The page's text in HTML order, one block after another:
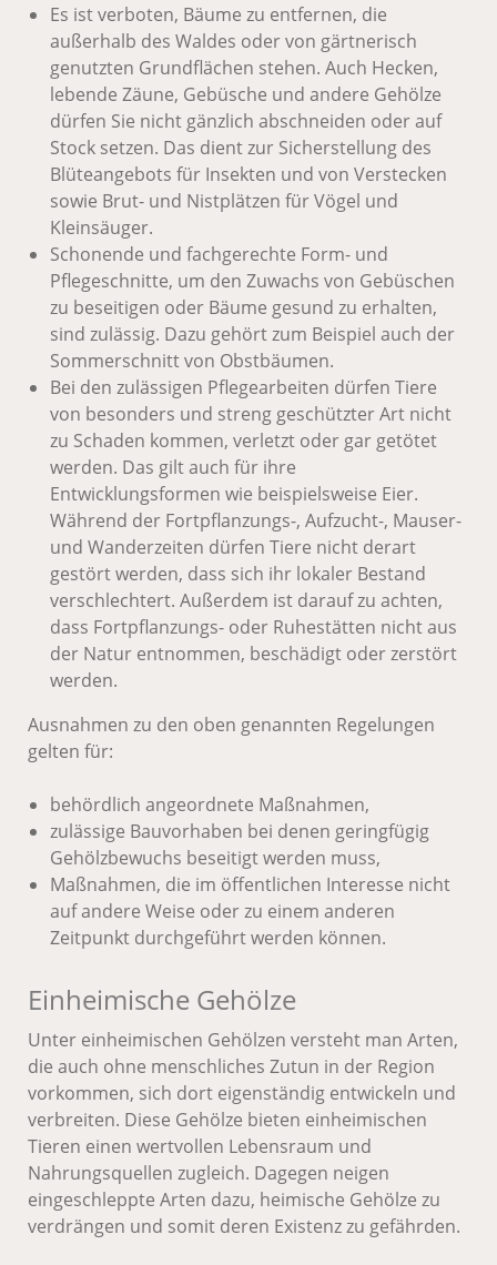
Es ist verboten, Bäume zu entfernen, die
außerhalb des Waldes oder von gärtnerisch
genutzten Grundflächen stehen. Auch Hecken,
lebende Zäune, Gebüsche und andere Gehölze
dürfen Sie nicht gänzlich abschneiden oder auf
Stock setzen. Das dient zur Sicherstellung des
Blüteangebots für Insekten und von Verstecken
sowie Brut- und Nistplätzen für Vögel und
Kleinsäuger.
Schonende und fachgerechte Form- und
Pflegeschnitte, um den Zuwachs von Gebüschen
zu beseitigen oder Bäume gesund zu erhalten,
sind zulässig. Dazu gehört zum Beispiel auch der
Sommerschnitt von Obstbäumen.
Bei den zulässigen Pflegearbeiten dürfen Tiere
von besonders und streng geschützter Art nicht
zu Schaden kommen, verletzt oder gar getötet
werden. Das gilt auch für ihre
Entwicklungsformen wie beispielsweise Eier.
Während der Fortpflanzungs-, Aufzucht-, Mauser-
und Wanderzeiten dürfen Tiere nicht derart
gestört werden, dass sich ihr lokaler Bestand
verschlechtert. Außerdem ist darauf zu achten,
dass Fortpflanzungs- oder Ruhestätten nicht aus
der Natur entnommen, beschädigt oder zerstört
werden.
Ausnahmen zu den oben genannten Regelungen
gelten für:
behördlich angeordnete Maßnahmen,
zulässige Bauvorhaben bei denen geringfügig
Gehölzbewuchs beseitigt werden muss,
Maßnahmen, die im öffentlichen Interesse nicht
auf andere Weise oder zu einem anderen
Zeitpunkt durchgeführt werden können.
Einheimische Gehölze
Unter einheimischen Gehölzen versteht man Arten,
die auch ohne menschliches Zutun in der Region
vorkommen, sich dort eigenständig entwickeln und
verbreiten. Diese Gehölze bieten einheimischen
Tieren einen wertvollen Lebensraum und
Nahrungsquellen zugleich. Dagegen neigen
eingeschleppte Arten dazu, heimische Gehölze zu
verdrängen und somit deren Existenz zu gefährden.